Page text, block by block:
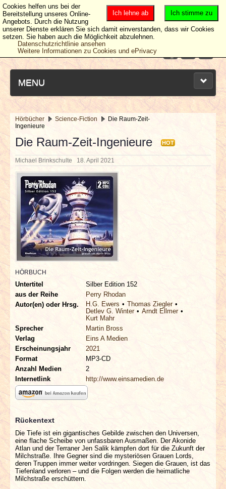
MENU
NEUESTE ARTIKEL
NEWS & DATES
BERICHTE
VERLOSUNGEN
INTERVIEWS
SPECIALS
REDAKTION
LINKS
ARCHIV
Hörbücher Science-Fiction
Die Raum-Zeit-
Ingenieure
Die Raum-Zeit-Ingenieure HOT
Michael Brinkschulte 18. April 2021
HÖRBUCH
Untertitel
Silber Edition 152
aus der Reihe
Perry Rhodan
Autor(en) oder Hrsg.
H.G. Ewers
Thomas Ziegler
Detlev G. Winter
Arndt Ellmer
Kurt Mahr
Sprecher
Martin Bross
Verlag
Eins A Medien
Erscheinungsjahr
2021
Format
MP3-CD
Anzahl Medien
2
Internetlink
http://www.einsamedien.de
Rückentext
Die Tiefe ist ein gigantisches Gebilde zwischen den Universen,
eine flache Scheibe von unfassbaren Ausmaßen. Der Akonide
Atlan und der Terraner Jen Salik kämpfen dort für die Zukunft der
Milchstraße. Ihre Gegner sind die mysteriösen Grauen Lords,
deren Truppen immer weiter vordringen. Siegen die Grauen, ist das
Tiefenland verloren – und die Folgen werden die heimatliche
Milchstraße erschüttern.
Ich stimme zu
Ich lehne ab
Cookies helfen uns bei der
Bereitstellung unseres Online-
Angebots. Durch die Nutzung
unserer Dienste erklären Sie sich damit einverstanden, dass wir Cookies
setzen. Sie haben auch die Möglichkeit abzulehnen.
Datenschutzrichtlinie ansehen
Weitere Informationen zu Cookies und ePrivacy